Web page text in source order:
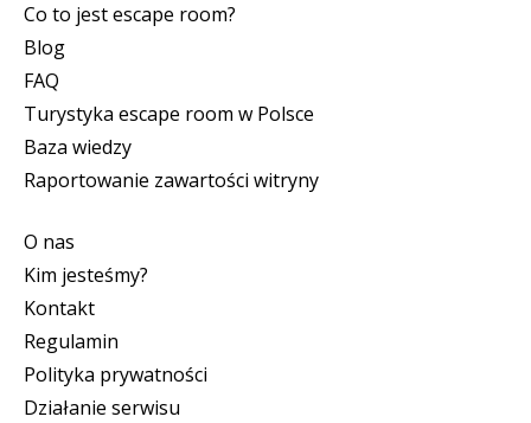
Co to jest escape room?
Blog
FAQ
Turystyka escape room w Polsce
Baza wiedzy
Raportowanie zawartości witryny
O nas
Kim jesteśmy?
Kontakt
Regulamin
Polityka prywatności
Działanie serwisu